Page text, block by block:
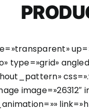
type=»grid»